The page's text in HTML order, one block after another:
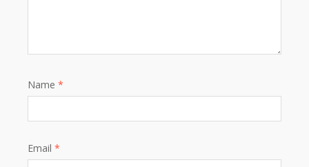
Name *
Email *